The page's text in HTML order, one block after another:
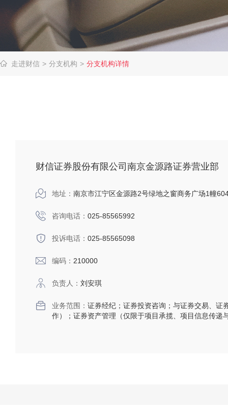
走进财信 > 分支机构 > 分支机构详情
财信证券股份有限公司南京金源路证券营业部
地址： 南京市江宁区金源路2号绿地之窗商务广场1幢
咨询电话： 025-85565992
投诉电话： 025-85565098
编码： 210000
负责人： 刘安琪
业务范围： 证券经纪；证券投资咨询；与证券交易、证
作）；证券资产管理（仅限于项目承揽、项目信息传